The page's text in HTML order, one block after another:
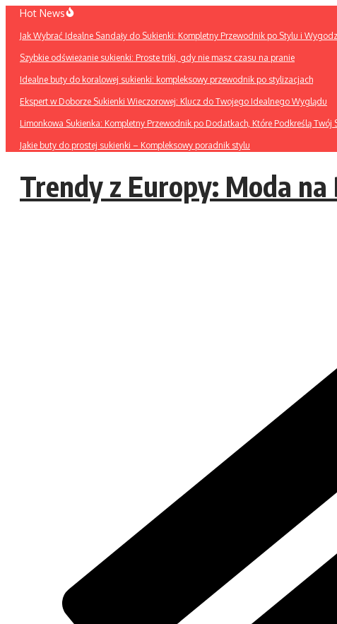
Przejdź
treści
Hot News
Jak Wybrać Idealne Sandały do Sukienki: Kompletny Przewodnik po Stylu i
Szybkie odświeżanie sukienki: Proste triki, gdy nie masz czasu na pranie
Idealne buty do koralowej sukienki: kompleksowy przewodnik po stylizacjach
Ekspert w Doborze Sukienki Wieczorowej: Klucz do Twojego Idealnego Wyglądu
Limonkowa Sukienka: Kompletny Przewodnik po Dodatkach, Które Podkreślą Twój
Jakie buty do prostej sukienki – Kompleksowy poradnik stylu
Trendy z Europy: Moda